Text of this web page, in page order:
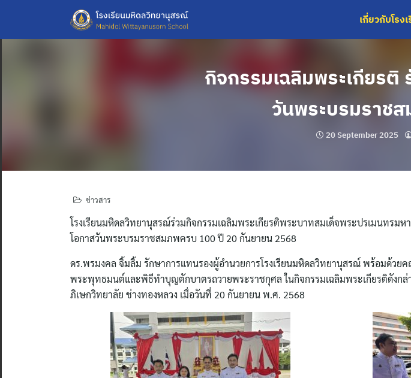
content
เกี่ยวกับโรง
กิจกรรมเฉลิมพระเกียรติ
วันพระบรมราช
20 September 2025
ข่าวสาร
โรงเรียนมหิดลวิทยานุสรณ์ร่วมกิจกรรมเฉลิมพระเกียรติพระบาทสมเด็จพระปรเมนทรม
โอกาสวันพระบรมราชสมภพครบ 100 ปี 20 กันยายน 2568
ดร.พรมงคล จิ้มลิ้ม รักษาการแทนรองผู้อำนวยการโรงเรียนมหิดลวิทยานุสรณ์ พร้อมด้วย
พระพุทธมนต์และพิธีทำบุญตักบาตรถวายพระราชกุศล ในกิจกรรมเฉลิมพระเกียรติดังก
ภิเษกวิทยาลัย ช่างทองหลวง เมื่อวันที่ 20 กันยายน พ.ศ. 2568